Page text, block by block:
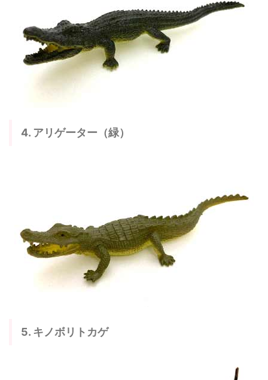
4. アリゲーター（緑）
5. キノボリトカゲ